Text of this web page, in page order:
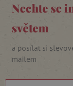
Nechte se
světem
a posílat si
mailem